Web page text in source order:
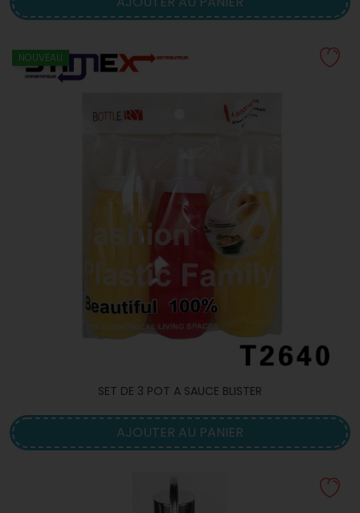
NOUVEAU
SET DE 3 POT A SAUCE BLISTER
AJOUTER AU PANIER